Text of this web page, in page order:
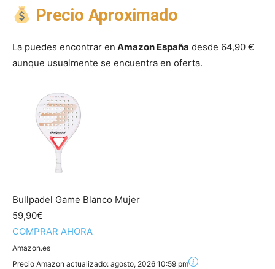
Precio Aproximado
La puedes encontrar en Amazon España desde 64,90 €
aunque usualmente se encuentra en oferta.
Bullpadel Game Blanco Mujer
59,90€
COMPRAR AHORA
Amazon.es
Precio Amazon actualizado: agosto, 2026 10:59 pm